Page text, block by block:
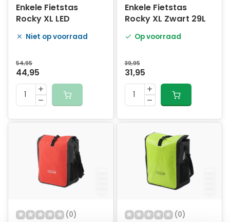
Enkele Fietstas
Rocky XL LED
Niet op voorraad
54,95
44,95
Enkele Fietstas
Rocky XL Zwart 29L
Op voorraad
39,95
31,95
(0) (0)